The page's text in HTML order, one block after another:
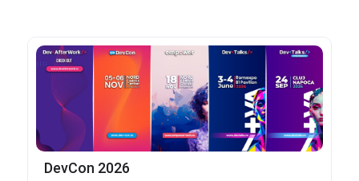
DevCon 2026